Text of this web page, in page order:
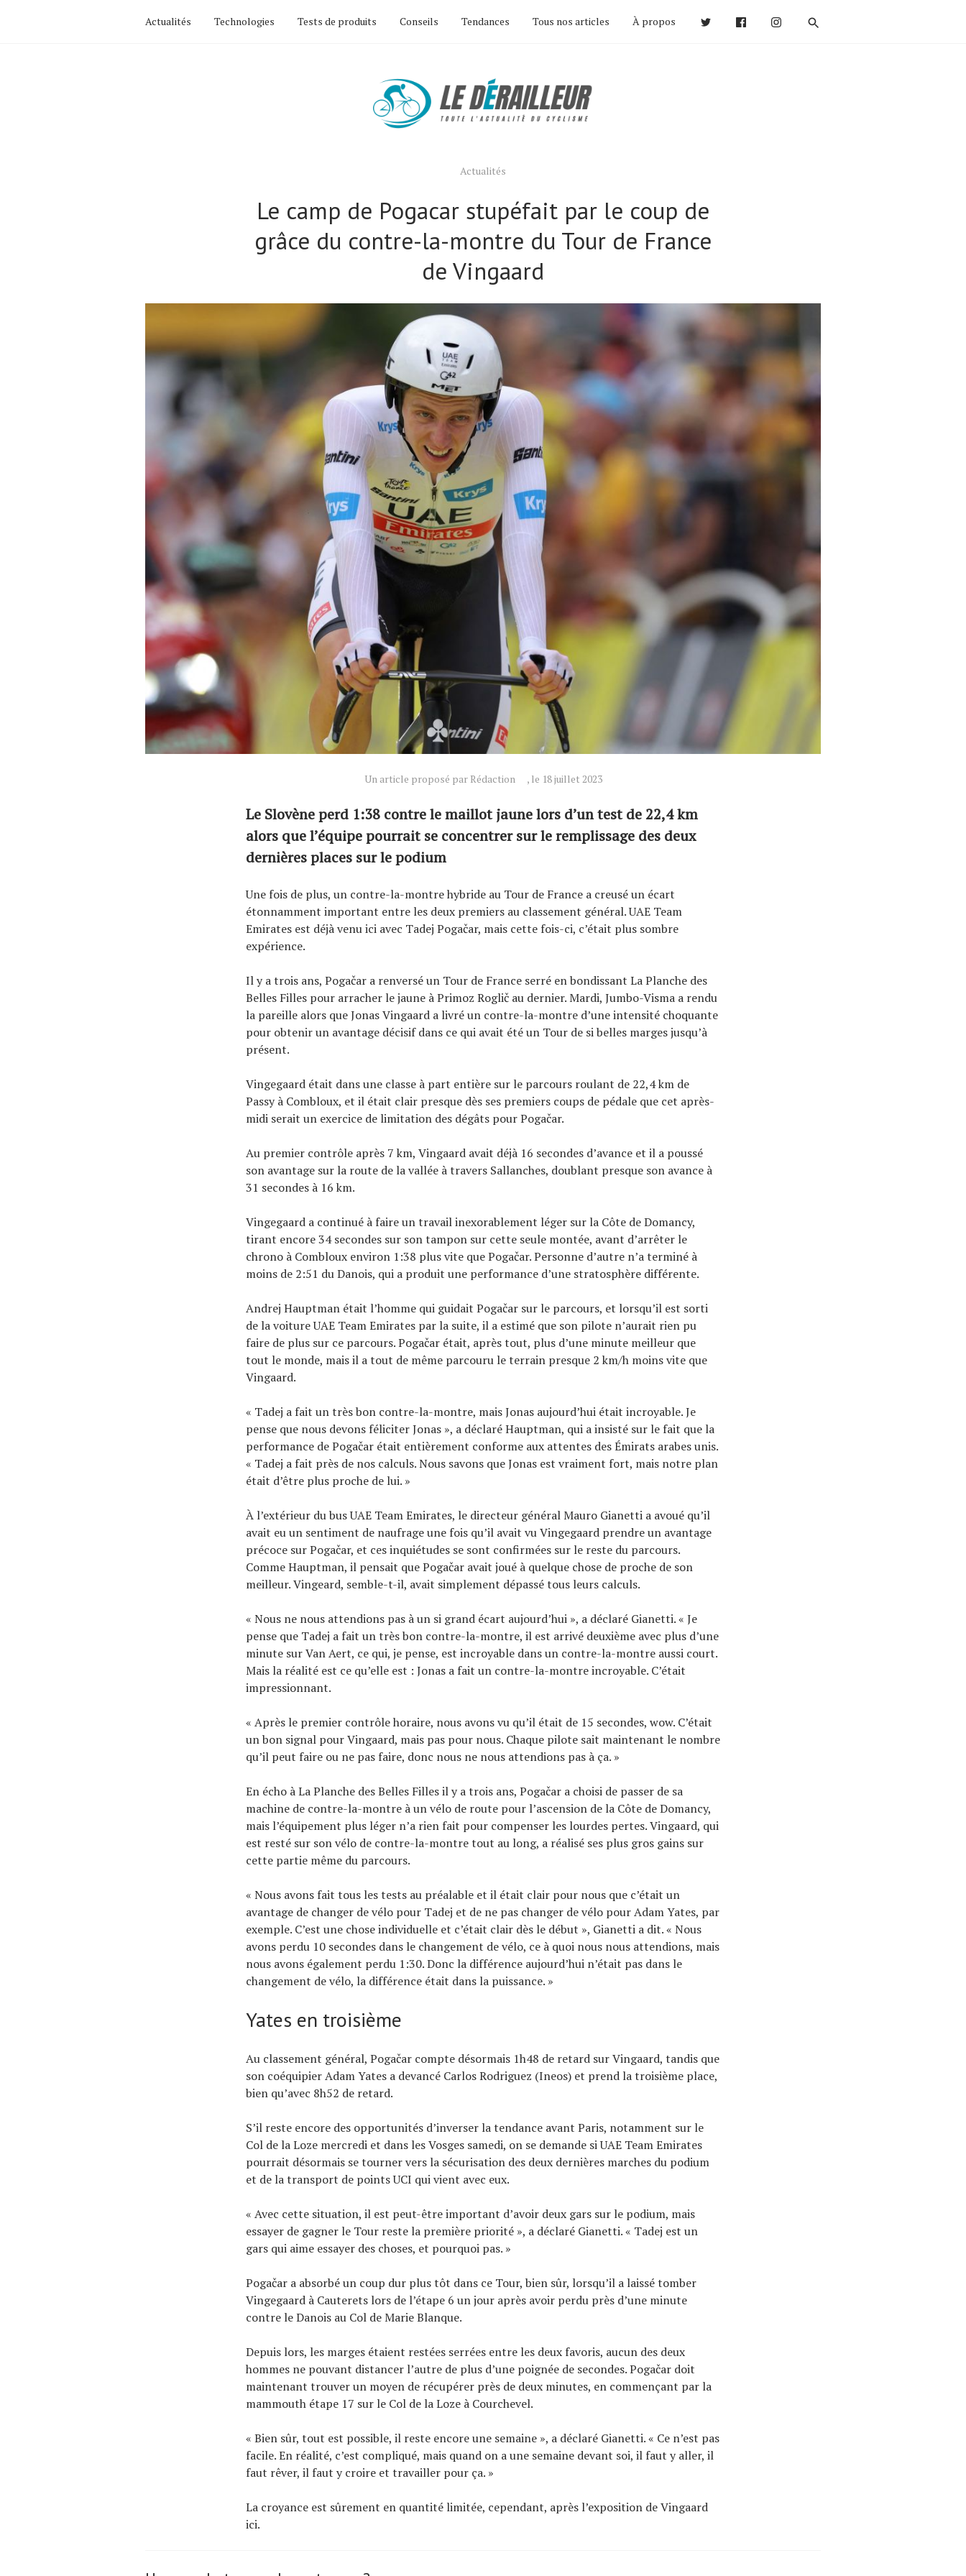
Actualités Technologies Tests de produits Conseils Tendances Tous nos articles À propos
Actualités
Le camp de Pogacar stupéfait par le coup de
grâce du contre-la-montre du Tour de France
de Vingaard
Un article proposé par Rédaction , le 18 juillet 2023
Le Slovène perd 1:38 contre le maillot jaune lors d’un test de 22,4 km
alors que l’équipe pourrait se concentrer sur le remplissage des deux
dernières places sur le podium
Une fois de plus, un contre-la-montre hybride au Tour de France a creusé un écart
étonnamment important entre les deux premiers au classement général. UAE Team
Emirates est déjà venu ici avec Tadej Pogačar, mais cette fois-ci, c’était plus sombre
expérience.
Il y a trois ans, Pogačar a renversé un Tour de France serré en bondissant La Planche des
Belles Filles pour arracher le jaune à Primoz Roglič au dernier. Mardi, Jumbo-Visma a rendu
la pareille alors que Jonas Vingaard a livré un contre-la-montre d’une intensité choquante
pour obtenir un avantage décisif dans ce qui avait été un Tour de si belles marges jusqu’à
présent.
Vingegaard était dans une classe à part entière sur le parcours roulant de 22,4 km de
Passy à Combloux, et il était clair presque dès ses premiers coups de pédale que cet après-
midi serait un exercice de limitation des dégâts pour Pogačar.
Au premier contrôle après 7 km, Vingaard avait déjà 16 secondes d’avance et il a poussé
son avantage sur la route de la vallée à travers Sallanches, doublant presque son avance à
31 secondes à 16 km.
Vingegaard a continué à faire un travail inexorablement léger sur la Côte de Domancy,
tirant encore 34 secondes sur son tampon sur cette seule montée, avant d’arrêter le
chrono à Combloux environ 1:38 plus vite que Pogačar. Personne d’autre n’a terminé à
moins de 2:51 du Danois, qui a produit une performance d’une stratosphère différente.
Andrej Hauptman était l’homme qui guidait Pogačar sur le parcours, et lorsqu’il est sorti
de la voiture UAE Team Emirates par la suite, il a estimé que son pilote n’aurait rien pu
faire de plus sur ce parcours. Pogačar était, après tout, plus d’une minute meilleur que
tout le monde, mais il a tout de même parcouru le terrain presque 2 km/h moins vite que
Vingaard.
« Tadej a fait un très bon contre-la-montre, mais Jonas aujourd’hui était incroyable. Je
pense que nous devons féliciter Jonas », a déclaré Hauptman, qui a insisté sur le fait que la
performance de Pogačar était entièrement conforme aux attentes des Émirats arabes unis.
« Tadej a fait près de nos calculs. Nous savons que Jonas est vraiment fort, mais notre plan
était d’être plus proche de lui. »
À l’extérieur du bus UAE Team Emirates, le directeur général Mauro Gianetti a avoué qu’il
avait eu un sentiment de naufrage une fois qu’il avait vu Vingegaard prendre un avantage
précoce sur Pogačar, et ces inquiétudes se sont confirmées sur le reste du parcours.
Comme Hauptman, il pensait que Pogačar avait joué à quelque chose de proche de son
meilleur. Vingeard, semble-t-il, avait simplement dépassé tous leurs calculs.
« Nous ne nous attendions pas à un si grand écart aujourd’hui », a déclaré Gianetti. « Je
pense que Tadej a fait un très bon contre-la-montre, il est arrivé deuxième avec plus d’une
minute sur Van Aert, ce qui, je pense, est incroyable dans un contre-la-montre aussi court.
Mais la réalité est ce qu’elle est : Jonas a fait un contre-la-montre incroyable. C’était
impressionnant.
« Après le premier contrôle horaire, nous avons vu qu’il était de 15 secondes, wow. C’était
un bon signal pour Vingaard, mais pas pour nous. Chaque pilote sait maintenant le nombre
qu’il peut faire ou ne pas faire, donc nous ne nous attendions pas à ça. »
En écho à La Planche des Belles Filles il y a trois ans, Pogačar a choisi de passer de sa
machine de contre-la-montre à un vélo de route pour l’ascension de la Côte de Domancy,
mais l’équipement plus léger n’a rien fait pour compenser les lourdes pertes. Vingaard, qui
est resté sur son vélo de contre-la-montre tout au long, a réalisé ses plus gros gains sur
cette partie même du parcours.
« Nous avons fait tous les tests au préalable et il était clair pour nous que c’était un
avantage de changer de vélo pour Tadej et de ne pas changer de vélo pour Adam Yates, par
exemple. C’est une chose individuelle et c’était clair dès le début », Gianetti a dit. « Nous
avons perdu 10 secondes dans le changement de vélo, ce à quoi nous nous attendions, mais
nous avons également perdu 1:30. Donc la différence aujourd’hui n’était pas dans le
changement de vélo, la différence était dans la puissance. »
Yates en troisième
Au classement général, Pogačar compte désormais 1h48 de retard sur Vingaard, tandis que
son coéquipier Adam Yates a devancé Carlos Rodriguez (Ineos) et prend la troisième place,
bien qu’avec 8h52 de retard.
S’il reste encore des opportunités d’inverser la tendance avant Paris, notamment sur le
Col de la Loze mercredi et dans les Vosges samedi, on se demande si UAE Team Emirates
pourrait désormais se tourner vers la sécurisation des deux dernières marches du podium
et de la transport de points UCI qui vient avec eux.
« Avec cette situation, il est peut-être important d’avoir deux gars sur le podium, mais
essayer de gagner le Tour reste la première priorité », a déclaré Gianetti. « Tadej est un
gars qui aime essayer des choses, et pourquoi pas. »
Pogačar a absorbé un coup dur plus tôt dans ce Tour, bien sûr, lorsqu’il a laissé tomber
Vingegaard à Cauterets lors de l’étape 6 un jour après avoir perdu près d’une minute
contre le Danois au Col de Marie Blanque.
Depuis lors, les marges étaient restées serrées entre les deux favoris, aucun des deux
hommes ne pouvant distancer l’autre de plus d’une poignée de secondes. Pogačar doit
maintenant trouver un moyen de récupérer près de deux minutes, en commençant par la
mammouth étape 17 sur le Col de la Loze à Courchevel.
« Bien sûr, tout est possible, il reste encore une semaine », a déclaré Gianetti. « Ce n’est pas
facile. En réalité, c’est compliqué, mais quand on a une semaine devant soi, il faut y aller, il
faut rêver, il faut y croire et travailler pour ça. »
La croyance est sûrement en quantité limitée, cependant, après l’exposition de Vingaard
ici.